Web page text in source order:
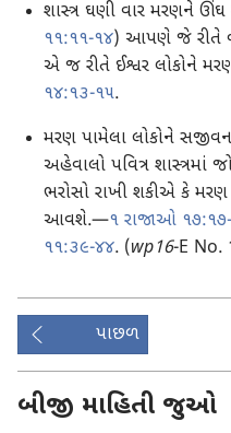
શાસ્ત્ર ઘણી વાર મરણને
૧૧:૧૧-૧૪) આપણે જે રીતે
એ જ રીતે ઈશ્વર લોકોને
૧૪:૧૩-૧૫.
મરણ પામેલા લોકોને
અહેવાલો પવિત્ર
ભરોસો રાખી શકીએ કે મરણ
આવશે.—૧ રાજાઓ
૧૧:૩૯-૪૪. (wp16-E No.
પાછળ
બીજી માહિતી જુઓ